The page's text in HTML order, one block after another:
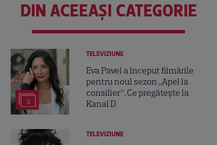
DIN ACEEAȘI CATEGORIE
3
TELEVIZIUNE
Eva Pavel a început filmările
pentru noul sezon „Apel la
consilier”. Ce pregătește la
Kanal D
TELEVIZIUNE